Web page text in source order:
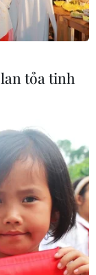
đàn ông
tìm cách đột
tỏa tinh